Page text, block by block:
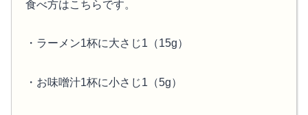
食べ方はこちらです。
・ラーメン1杯に大さじ1（15g）
・お味噌汁1杯に小さじ1（5g）